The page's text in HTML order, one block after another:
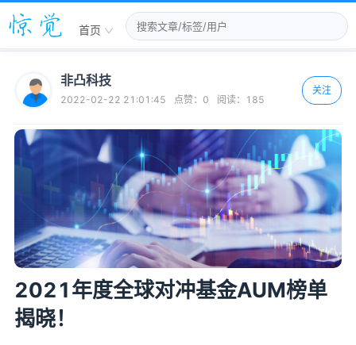
首页
非凸科技
2022-02-22 21:01:45 点赞： 0 阅读： 185
关注
2021年度全球对冲基金AUM榜单
揭晓！